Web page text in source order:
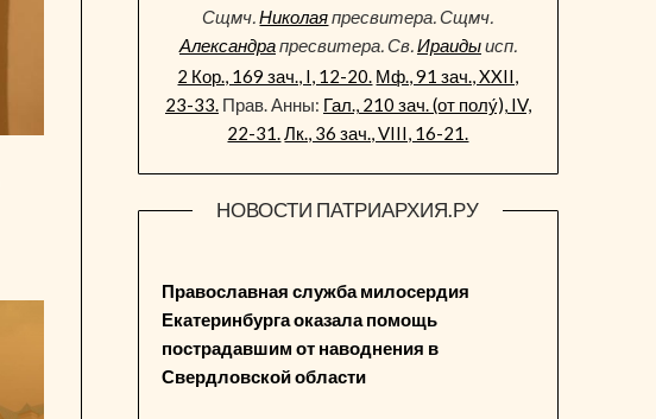
Сщмч.Николаяпресвитера. Сщмч.
Александрапресвитера. Св.Ираидыисп.
2 Кор., 169 зач., I, 12-20. Мф., 91 зач., XXII,
23-33.Прав. Анны: Гал., 210 зач. (от полу́), IV,
22-31.Лк., 36 зач., VIII, 16-21.
НОВОСТИ ПАТРИАРХИЯ.РУ
Православная служба милосердия
Екатеринбурга оказала помощь
пострадавшим от наводнения в
Свердловской области